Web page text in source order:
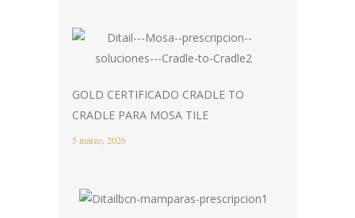
GOLD CERTIFICADO CRADLE TO
CRADLE PARA MOSA TILE
5 marzo, 2026